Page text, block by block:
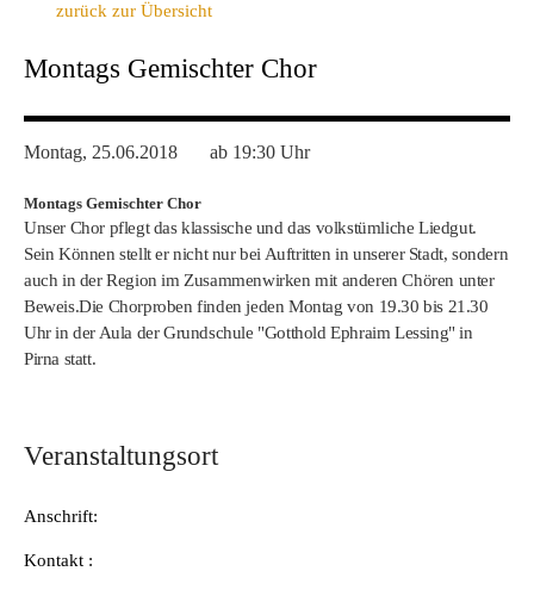
zurück zur Übersicht
Montags Gemischter Chor
Montag, 25.06.2018 ab 19:30 Uhr
Montags Gemischter Chor
Unser Chor pflegt das klassische und das volkstümliche Liedgut.
Sein Können stellt er nicht nur bei Auftritten in unserer Stadt, sondern
auch in der Region im Zusammenwirken mit anderen Chören unter
Beweis.Die Chorproben finden jeden Montag von 19.30 bis 21.30
Uhr in der Aula der Grundschule "Gotthold Ephraim Lessing" in
Pirna statt.
Veranstaltungsort
Anschrift:
Kontakt :